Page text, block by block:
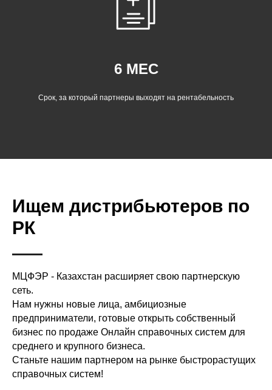
6 МЕС
Срок, за который партнеры выходят на рентабельность
Ищем дистрибьютеров по
РК
МЦФЭР - Казахстан расширяет свою партнерскую
сеть.
Нам нужны новые лица, амбициозные
предприниматели, готовые открыть собственный
бизнес по продаже Онлайн справочных систем для
среднего и крупного бизнеса.
Станьте нашим партнером на рынке быстрорастущих
справочных систем!